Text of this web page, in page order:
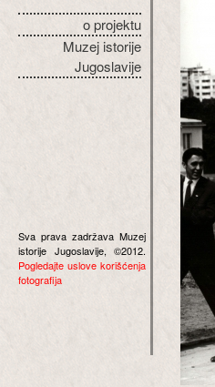
o projektu
Muzej istorije
Jugoslavije
Sva prava zadržava Muzej
istorije Jugoslavije, ©2012.
Pogledajte uslove korišćenja
fotografija